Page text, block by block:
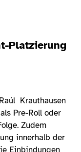
Platzierung
Krauthausen
Pre-Roll oder
Zudem
innerhalb der
Einbindungen